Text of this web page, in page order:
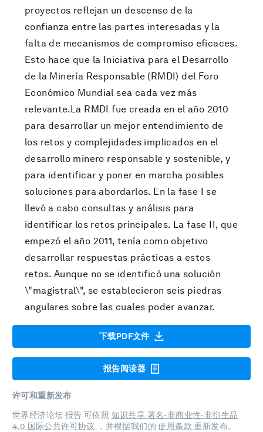
proyectos reflejan un descenso de la
confianza entre las partes interesadas y la
falta de mecanismos de compromiso eficaces.
Esto hace que la Iniciativa para el Desarrollo
de la Minería Responsable (RMDI) del Foro
Económico Mundial sea cada vez más
relevante.La RMDI fue creada en el año 2010
para desarrollar un mejor entendimiento de
los retos y complejidades implicados en el
desarrollo minero responsable y sostenible, y
para identificar y poner en marcha posibles
soluciones para abordarlos. En la fase I se
llevó a cabo consultas y análisis para
identificar los retos principales. La fase II, que
empezó el año 2011, tenía como objetivo
desarrollar respuestas prácticas a estos
retos. Aunque no se identificó una solución
\"magistral\", se establecieron seis piedras
angulares sobre las cuales poder avanzar.
下载PDF文件
报告阅读器
许可和重新发布
世界经济论坛 报告 可依照 知识共享 署名-非商业性-非衍生品
4.0 国际公共许可协议
，并根据我们的使用条款重新发布。